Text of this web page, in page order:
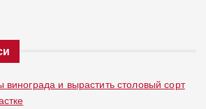
винограда и вырастить столовый сорт